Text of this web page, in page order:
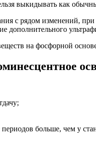
выкидывать как
с рядом изменений, при
дополнительного
на фосфорной
больше, чем у